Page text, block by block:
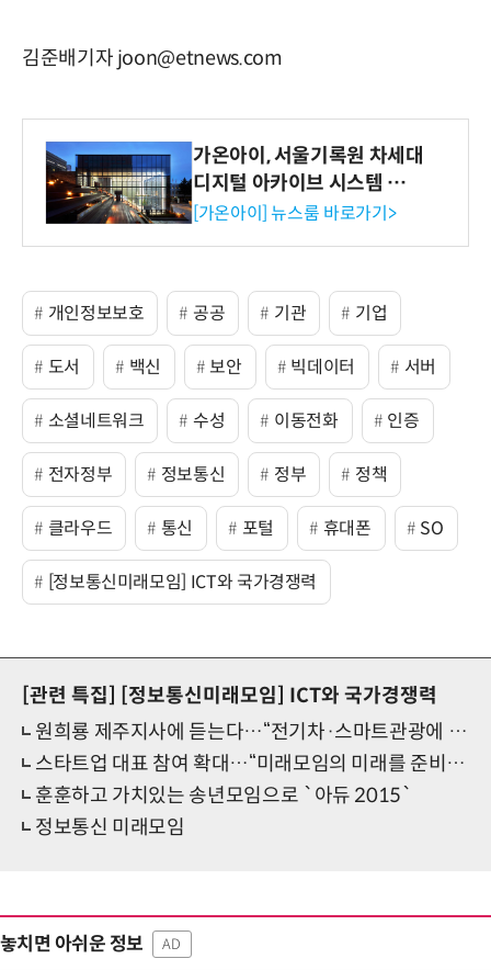
김준배기자 joon@etnews.com
가온아이, 서울기록원 차세대
디지털 아카이브 시스템 구축
수행
[가온아이] 뉴스룸 바로가기>
개인정보보호 공공 기관 기업
도서 백신 보안 빅데이터 서버
소셜네트워크 수성 이동전화 인증
전자정부 정보통신 정부 정책
클라우드 통신 포털 휴대폰 SO
[정보통신미래모임] ICT와 국가경쟁력
[관련 특집]
[정보통신미래모임] ICT와 국가경쟁력
원희룡 제주지사에 듣는다…“전기차·스마트관광에 미래걸었다”
스타트업 대표 참여 확대…“미래모임의 미래를 준비하겠다”
훈훈하고 가치있는 송년모임으로 `아듀 2015`
정보통신 미래모임
놓치면 아쉬운 정보 AD